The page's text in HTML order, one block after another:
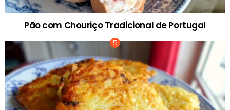
Pão com Chouriço Tradicional de Portugal